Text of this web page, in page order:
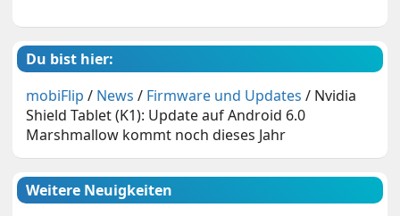
Du bist hier:
mobiFlip / News / Firmware und Updates / Nvidia
Shield Tablet (K1): Update auf Android 6.0
Marshmallow kommt noch dieses Jahr
Weitere Neuigkeiten